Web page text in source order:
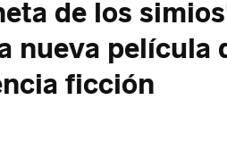
de los
nueva película
ficción